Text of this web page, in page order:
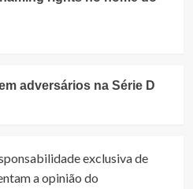
adversários na Série D
exclusiva de
a opinião do